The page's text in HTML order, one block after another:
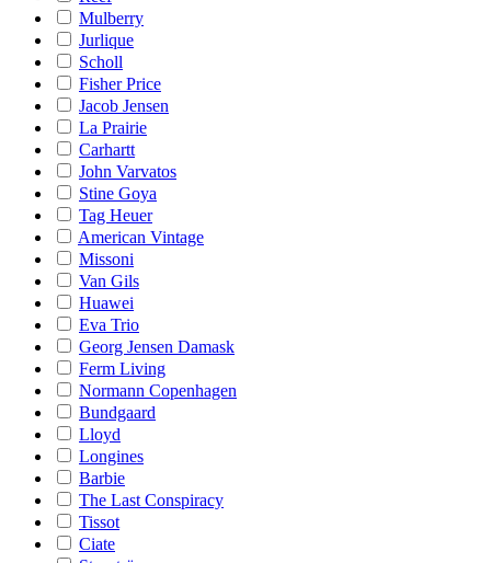
Mulberry
Jurlique
Scholl
Fisher Price
Jacob Jensen
La Prairie
Carhartt
John Varvatos
Stine Goya
Tag Heuer
American Vintage
Missoni
Van Gils
Huawei
Eva Trio
Georg Jensen Damask
Ferm Living
Normann Copenhagen
Bundgaard
Lloyd
Longines
Barbie
The Last Conspiracy
Tissot
Ciate